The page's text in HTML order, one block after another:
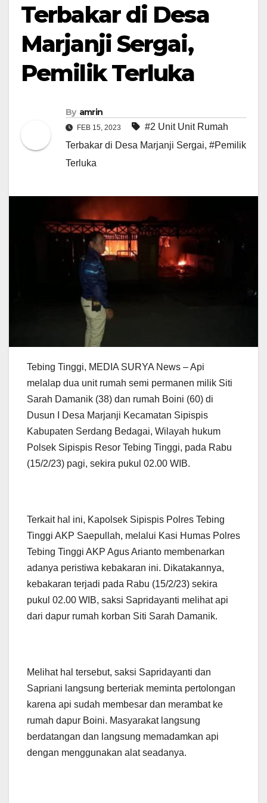
Terbakar di Desa
Marjanji Sergai,
Pemilik Terluka
By amrin
FEB 15, 2023
#2 Unit Unit Rumah
Terbakar di Desa Marjanji Sergai, #Pemilik
Terluka
Tebing Tinggi, MEDIA SURYA News – Api
melalap dua unit rumah semi permanen milik Siti
Sarah Damanik (38) dan rumah Boini (60) di
Dusun I Desa Marjanji Kecamatan Sipispis
Kabupaten Serdang Bedagai, Wilayah hukum
Polsek Sipispis Resor Tebing Tinggi, pada Rabu
(15/2/23) pagi, sekira pukul 02.00 WIB.
Terkait hal ini, Kapolsek Sipispis Polres Tebing
Tinggi AKP Saepullah, melalui Kasi Humas Polres
Tebing Tinggi AKP Agus Arianto membenarkan
adanya peristiwa kebakaran ini. Dikatakannya,
kebakaran terjadi pada Rabu (15/2/23) sekira
pukul 02.00 WIB, saksi Sapridayanti melihat api
dari dapur rumah korban Siti Sarah Damanik.
Melihat hal tersebut, saksi Sapridayanti dan
Sapriani langsung berteriak meminta pertolongan
karena api sudah membesar dan merambat ke
rumah dapur Boini. Masyarakat langsung
berdatangan dan langsung memadamkan api
dengan menggunakan alat seadanya.